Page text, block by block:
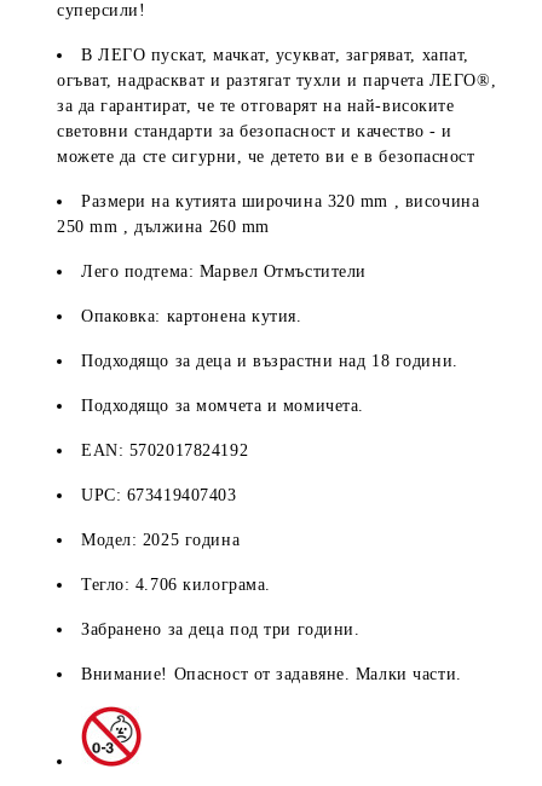
суперсили!
В ЛЕГО пускат, мачкат, усукват, загряват, хапат,
огъват, надраскват и разтягат тухли и парчета ЛЕГО®,
за да гарантират, че те отговарят на най-високите
световни стандарти за безопасност и качество - и
можете да сте сигурни, че детето ви е в безопасност
Размери на кутията широчина 320 mm , височина
250mm , дължина 260 mm
Лего подтема: Марвел Отмъстители
Опаковка: картонена кутия.
Подходящо за деца и възрастни над 18 години.
Подходящо за момчета и момичета.
EAN: 5702017824192
UPC: 673419407403
Модел: 2025 година
Тегло: 4.706 килограма.
Забранено за деца под три години.
Внимание! Опасност от задавяне. Малки части.